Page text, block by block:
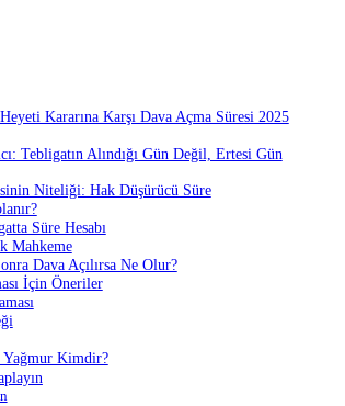
Kararına Karşı Dava Açma Süresi 2025
Tebligatın Alındığı Gün Değil, Ertesi Gün
Niteliği: Hak Düşürücü Süre
Süre Hesabı
Mahkeme
Dava Açılırsa Ne Olur?
İçin Öneriler
Yağmur Kimdir?